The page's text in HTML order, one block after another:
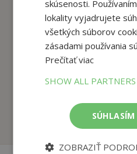
4,95€
Šlabikár včielky Maji
skúsenosti.
lokality vyjadrujete
všetkých súborov
zásadami používania
Prečítať viac
SHOW ALL
ZOBRAZIŤ